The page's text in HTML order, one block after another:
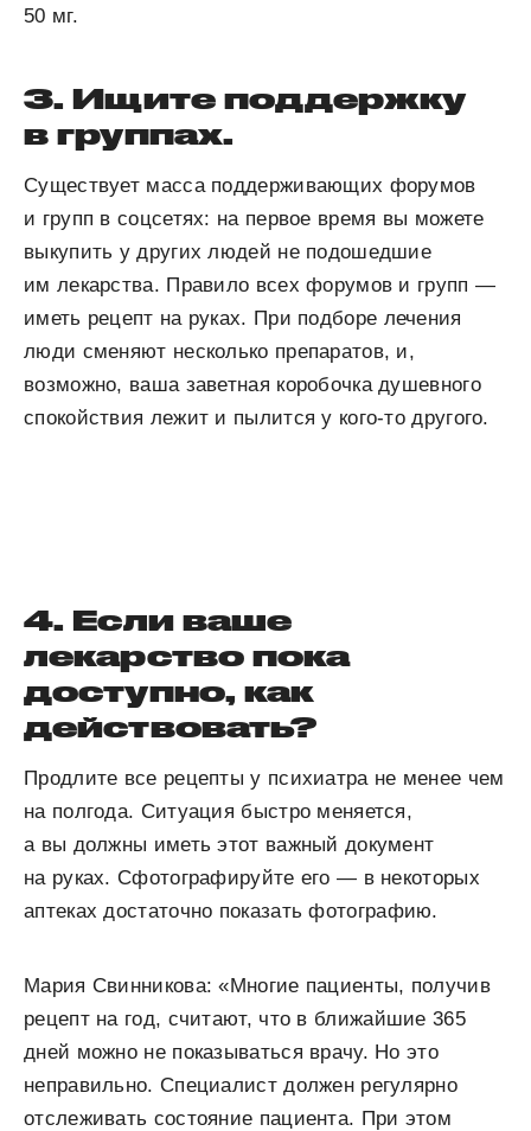
50 мг.
3. Ищите поддержку
в группах.
Существует масса поддерживающих форумов
и групп в соцсетях: на первое время вы можете
выкупить у других людей не подошедшие
им лекарства. Правило всех форумов и групп —
иметь рецепт на руках. При подборе лечения
люди сменяют несколько препаратов, и,
возможно, ваша заветная коробочка душевного
спокойствия лежит и пылится у кого-то другого.
4. Если ваше
лекарство пока
доступно, как
действовать?
Продлите все рецепты у психиатра не менее чем
на полгода. Ситуация быстро меняется,
а вы должны иметь этот важный документ
на руках. Сфотографируйте его — в некоторых
аптеках достаточно показать фотографию.
Мария Свинникова: «Многие пациенты, получив
рецепт на год, считают, что в ближайшие 365
дней можно не показываться врачу. Но это
неправильно. Специалист должен регулярно
отслеживать состояние пациента. При этом